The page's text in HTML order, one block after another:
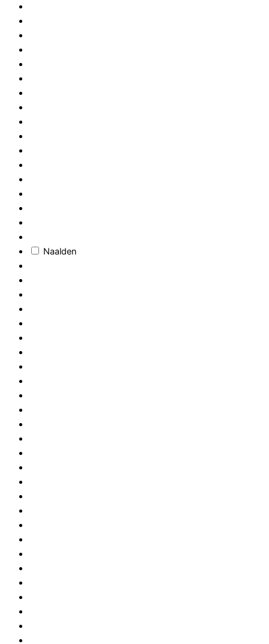
Naalden